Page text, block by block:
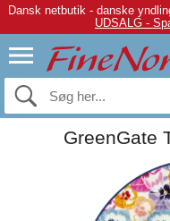
Dansk netbutik - danske
UDSALG -
GreenGate